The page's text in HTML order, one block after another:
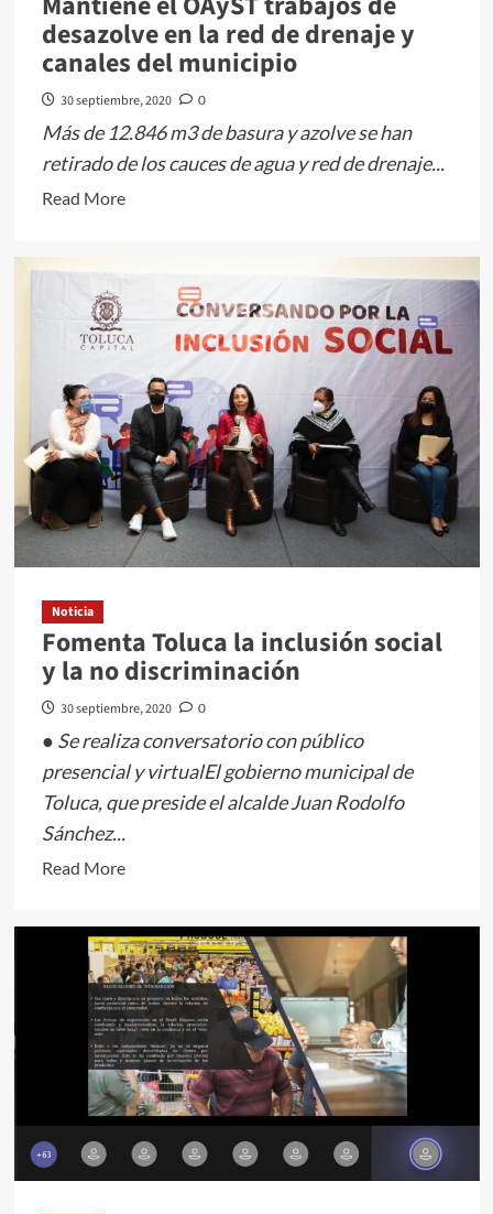
desazolve en la red de drenaje y
canales del municipio
30 septiembre, 2020 0
Más de 12.846 m3 de basura y azolve se han
retirado de los cauces de agua y red de drenaje...
Read MoreRead
OAyST
de
desazolve
en
la
red
de
drenaje
del
municipio
Noticia
Fomenta Toluca la inclusión social
y la no discriminación
30 septiembre, 2020 0
● Se realiza conversatorio con público
presencial y virtualEl gobierno municipal de
Toluca, que preside el alcalde Juan Rodolfo
Sánchez...
Read MoreRead
about
Fomenta
Toluca
la
inclusión
social
y
la
no
discriminación